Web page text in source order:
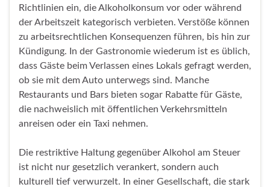
Richtlinien ein, die Alkoholkonsum vor oder während
der Arbeitszeit kategorisch verbieten. Verstöße können
zu arbeitsrechtlichen Konsequenzen führen, bis hin zur
Kündigung. In der Gastronomie wiederum ist es üblich,
dass Gäste beim Verlassen eines Lokals gefragt werden,
ob sie mit dem Auto unterwegs sind. Manche
Restaurants und Bars bieten sogar Rabatte für Gäste,
die nachweislich mit öffentlichen Verkehrsmitteln
anreisen oder ein Taxi nehmen.
Die restriktive Haltung gegenüber Alkohol am Steuer
ist nicht nur gesetzlich verankert, sondern auch
kulturell tief verwurzelt. In einer Gesellschaft, die stark